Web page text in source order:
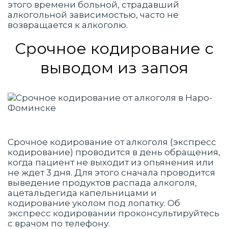
этого времени больной, страдавший
алкогольной зависимостью, часто не
возвращается к алкоголю.
Срочное кодирование с
выводом из запоя
Срочное кодирование от алкоголя (экспресс
кодирование) проводится в день обращения,
когда пациент не выходит из опьянения или
не ждет 3 дня. Для этого сначала проводится
выведение продуктов распада алкоголя,
ацетальдегида капельницами и
кодирование уколом под лопатку. Об
экспресс кодировании проконсультируйтесь
с врачом по телефону.